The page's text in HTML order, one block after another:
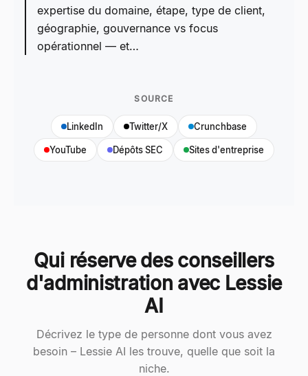
expertise du domaine, étape, type de client,
géographie, gouvernance vs focus
opérationnel — et…
SOURCE
LinkedIn Twitter/X Crunchbase
YouTube Dépôts SEC Sites d'entreprise
Qui réserve des conseillers
d'administration avec Lessie
AI
Décrivez le type de personne dont vous avez
besoin – Lessie AI les trouve, quelle que soit la
niche.